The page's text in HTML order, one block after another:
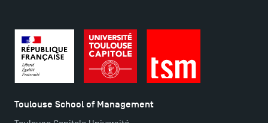
2024-2025 à TSM !
Les Masters de TSM récompensés au classement
Eduniversal
Toulouse School of Management